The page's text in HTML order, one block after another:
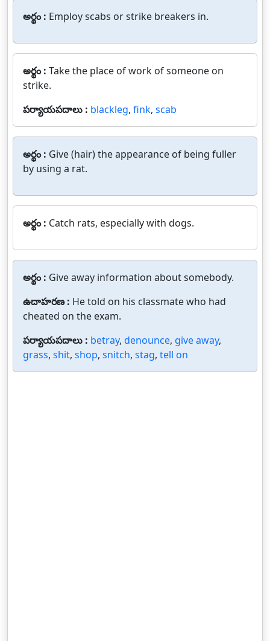
అర్థం : Employ scabs or strike breakers in.
అర్థం : Take the place of work of someone on
strike.
పర్యాయపదాలు : blackleg, fink, scab
అర్థం : Give (hair) the appearance of being fuller
by using a rat.
అర్థం : Catch rats, especially with dogs.
అర్థం : Give away information about somebody.
ఉదాహరణ : He told on his classmate who had
cheated on the exam.
పర్యాయపదాలు : betray, denounce, give away,
grass, shit, shop, snitch, stag, tell on